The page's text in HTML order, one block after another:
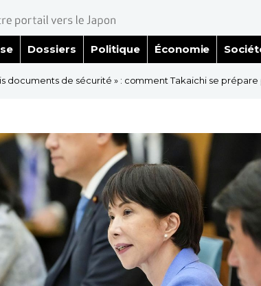
Dossiers Politique Économie
documents de sécurité » : comment Takaichi se